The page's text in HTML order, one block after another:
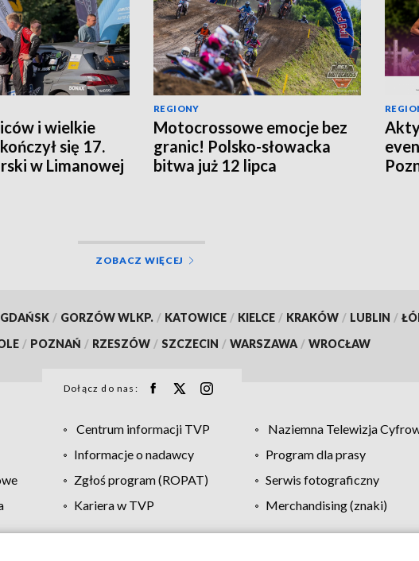
i wielkie
się 17.
w Limanowej
REGIONY
Motocrossowe emocje bez
granic! Polsko-słowacka
bitwa już 12 lipca
ZOBACZ WIĘCEJ
GDAŃSK / GORZÓW WLKP. / KATOWICE / KIELCE / KRAKÓW / LUBLIN /
/ POZNAŃ / RZESZÓW / SZCZECIN / WARSZAWA / WROCŁAW
Dołącz do nas:
Centrum informacji TVP Naziemna Telewizja
Informacje o nadawcy
Program dla prasy
Zgłoś program (ROPAT)
Serwis fotograficzny
Kariera w TVP
Merchandising (znaki)